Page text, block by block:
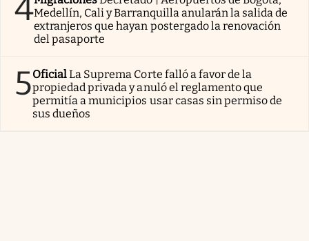
4Medellín, Cali y Barranquilla anularán la salida de
extranjeros que hayan postergado la renovación
del pasaporte
5OficialLa Suprema Corte falló a favor de la
propiedad privada y anuló el reglamento que
permitía a municipios usar casas sin permiso de
sus dueños